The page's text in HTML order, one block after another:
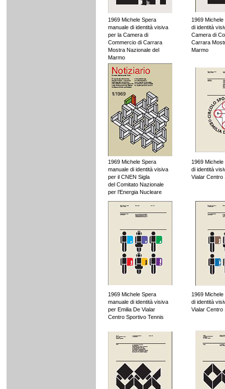
1969 Michele Spera
manuale di identità visiva
per la Camera di
Commercio di Carrara
Mostra Nazionale del
Marmo
1969
di identità
Camera di
Carrara
Marmo
1969 Michele Spera
manuale di identità visiva
per il CNEN Sigla
del Comitato Nazionale
per l’Energia Nucleare
1969
di identità
Vialar Centro
1969 Michele Spera
manuale di identità visiva
per Emilia De Vialar
Centro Sportivo Tennis
1969
di identità
Vialar Centro